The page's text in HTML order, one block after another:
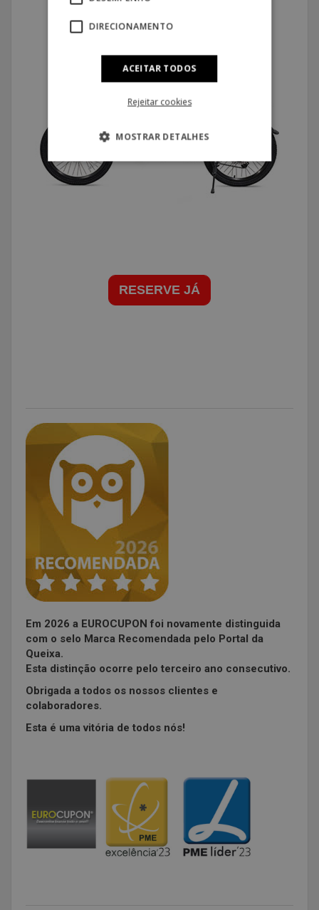
RESERVE JÁ
Em 2026 a EUROCUPON foi novamente distinguida
com o selo Marca Recomendada pelo Portal da
Queixa.
Esta distinção ocorre pelo terceiro ano consecutivo.
Obrigada a todos os nossos clientes e
colaboradores.
Esta é uma vitória de todos nós!
DIRECIONAMENTO
ACEITAR TODOS
Rejeitar cookies
MOSTRAR DETALHES